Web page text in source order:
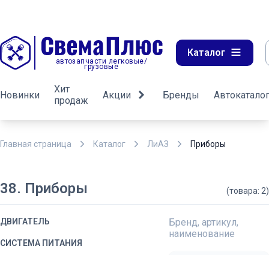
автозапчасти легковые/
грузовые
Каталог
Новинки
Хит
продаж
Акции Бренды Автокаталог
Главная страница Каталог ЛиАЗ Приборы
38. Приборы (товара: 2)
ДВИГАТЕЛЬ
СИСТЕМА ПИТАНИЯ
Бренд, артикул,
наименование